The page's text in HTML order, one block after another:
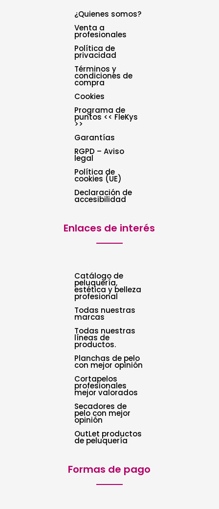
¿Quienes somos?
Venta a
profesionales
Política de
privacidad
Términos y
condiciones de
compra
Cookies
Programa de
puntos << FleKys
>>
Garantías
RGPD – Aviso
legal
Política de
cookies (UE)
Declaración de
accesibilidad
Enlaces de interés
Catálogo de
peluquería,
estética y belleza
profesional
Todas nuestras
marcas
Todas nuestras
líneas de
productos.
Planchas de pelo
con mejor opinión
Cortapelos
profesionales
mejor valorados
Secadores de
pelo con mejor
opinión
OutLet productos
de peluquería
Formas de pago